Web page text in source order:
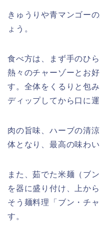
きゅうりや青マンゴー
ょう。
食べ方は、まず手のひ
熱々のチャーゾーとお
す。全体をくるりと包
ディップしてから口に
肉の旨味、ハーブの清
体となり、最高の味わ
また、茹でた米麺（ブ
を器に盛り付け、上か
そう麺料理「ブン・チ
す。